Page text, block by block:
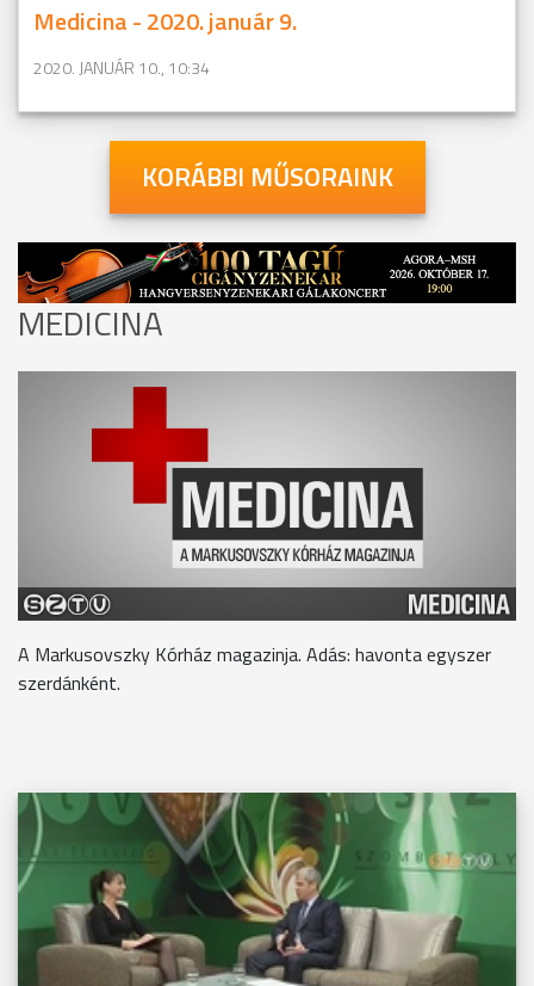
Medicina - 2020. január 9.
2020. JANUÁR 10., 10:34
KORÁBBI MŰSORAINK
MEDICINA
A Markusovszky Kórház magazinja. Adás: havonta egyszer
szerdánként.